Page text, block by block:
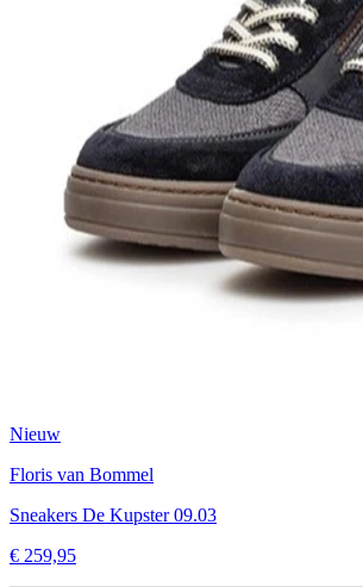
Nieuw
Floris van Bommel
Sneakers De Kupster 09.03
€ 259,95